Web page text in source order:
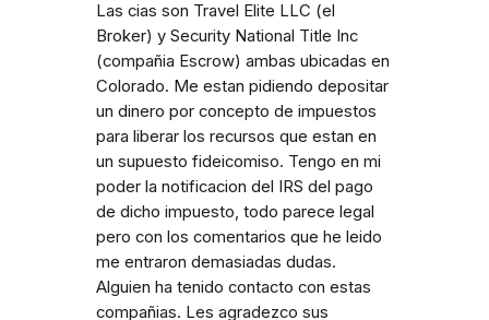
Las cias son Travel Elite LLC (el
Broker) y Security National Title Inc
(compañia Escrow) ambas ubicadas en
Colorado. Me estan pidiendo depositar
un dinero por concepto de impuestos
para liberar los recursos que estan en
un supuesto fideicomiso. Tengo en mi
poder la notificacion del IRS del pago
de dicho impuesto, todo parece legal
pero con los comentarios que he leido
me entraron demasiadas dudas.
Alguien ha tenido contacto con estas
compañias. Les agradezco sus